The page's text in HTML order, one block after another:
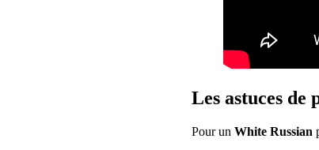
Les astuces
Pour un White Russian